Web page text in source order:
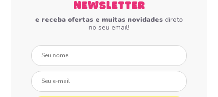
NEWSLETTER
e receba ofertas e muitas novidades direto
no seu email!
Seu nome
Seu e-mail